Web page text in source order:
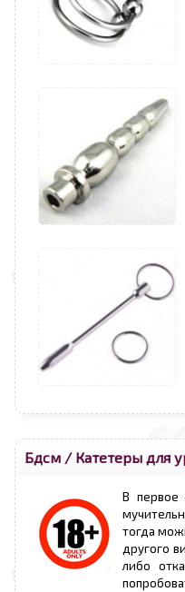
Бдсм / Катетеры для
В первое
тогда
другого
либо